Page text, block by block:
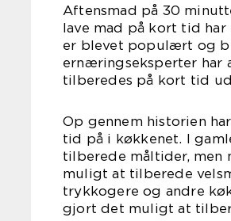
Aftensmad på 30
lave mad på kort tid
er blevet populært og
ernæringseksperter har
tilberedes på kort tid
Op gennem historien
tid på i køkkenet. I
tilberede måltider, men
muligt at tilberede
trykkogere og andre
gjort det muligt at